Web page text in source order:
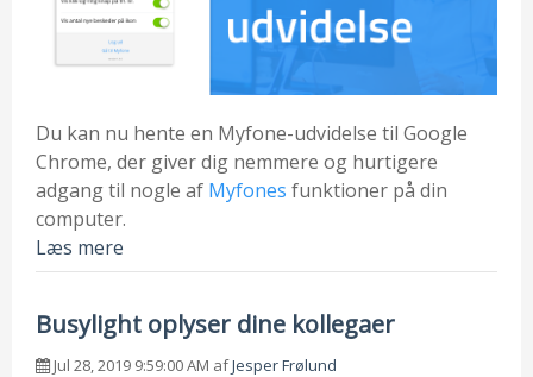
Du kan nu hente en Myfone-udvidelse til Google
Chrome, der giver dig nemmere og hurtigere
adgang til nogle af Myfones funktioner på din
computer.
Læs mere
Busylight oplyser dine kollegaer
Jul 28, 2019 9:59:00 AM afJesper Frølund